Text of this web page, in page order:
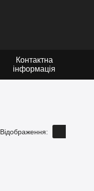
Контактна
інформація
Відображення: